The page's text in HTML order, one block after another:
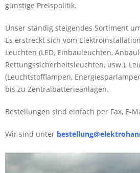
günstige Preispolitik.
Unser ständig steigendes Sortiment
Es erstreckt sich vom
Leuchten (LED, Einbauleuchten,
Rettungssicherheitsleuchten, usw.),
(Leuchtstofflampen,
bis zu Zentralbatterieanlagen.
Bestellungen sind einfach per Fax, E-
Wir sind unter